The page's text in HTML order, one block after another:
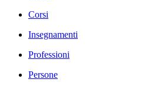
Corsi
Insegnamenti
Professioni
Persone